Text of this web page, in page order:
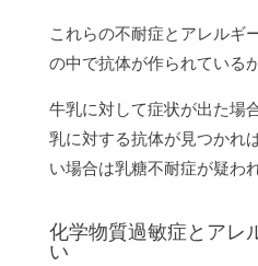
これらの不耐症とアレルギ
の中で抗体が作られている
牛乳に対して症状が出た場
乳に対する抗体が見つかれ
い場合は乳糖不耐症が疑わ
化学物質過敏症とアレ
い